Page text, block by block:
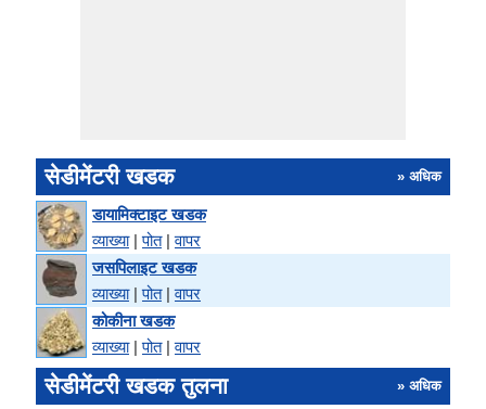
सेडीमेंटरी खडक » अधिक
डायामिक्टाइट खडक
व्याख्या|पोत|वापर
जसपिलाइट खडक
व्याख्या|पोत|वापर
कोकीना खडक
व्याख्या|पोत|वापर
सेडीमेंटरी खडक तुलना » अधिक